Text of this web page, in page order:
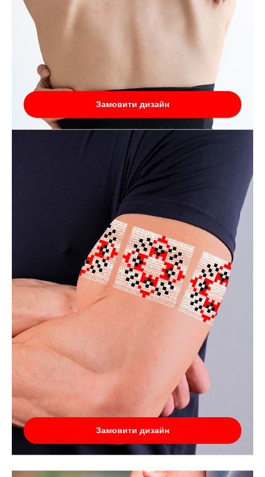
Замовити дизайн
Замовити дизайн